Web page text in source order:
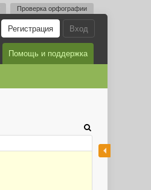
Проверка орфографии
Вход
Регистрация
Помощь и поддержка